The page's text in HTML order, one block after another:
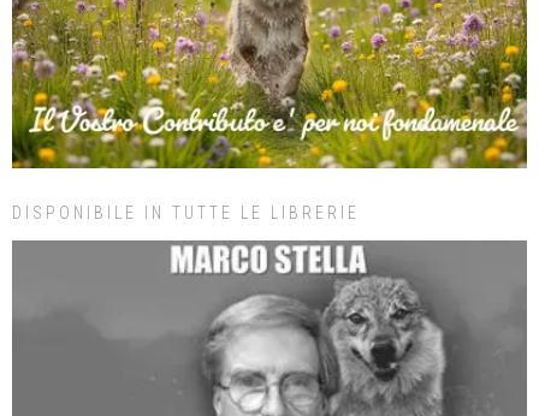
DISPONIBILE IN TUTTE LE LIBRERIE